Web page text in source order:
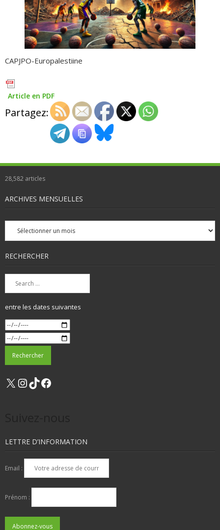
CAPJPO-Europalestiine
Article en PDF
Partagez:
28,582 articles
ARCHIVES MENSUELLES
Archives
mensuelles
RECHERCHER
entre les dates suivantes
X Instagram
TikTok
LETTRE D’INFORMATION
Email :
Prénom :